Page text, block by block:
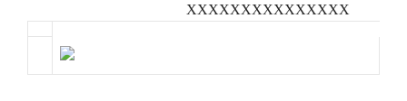
XXXXXXXXXXXXXXX